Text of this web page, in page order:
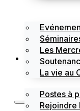
Les
La vie au
Emploi /
Postes à
Rejoindre